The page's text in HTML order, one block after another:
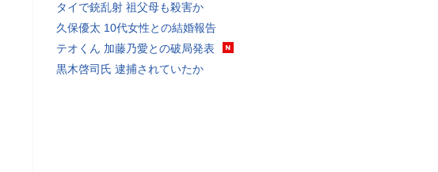
タイで銃乱射 祖父母も殺害か
久保優太 10代女性との結婚報告
テオくん 加藤乃愛との破局発表
黒木啓司氏 逮捕されていたか